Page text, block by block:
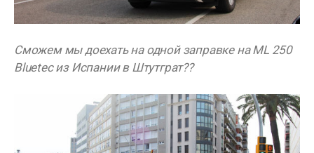
Сможем мы доехать на одной заправке на ML 250
Bluetec из Испании в Штутграт??